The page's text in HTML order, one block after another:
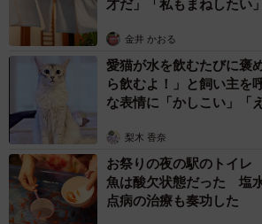
才だ」「私もまねしたい」
金井 かおる
愛猫が水を飲むたびに褒
ら飲むよ！」と飼い主
な表情に「かしこい」「
梨木 香奈
お祭りの夜の駅のトイ
魚は酸欠状態だった 塩
点病の治療も奏功した